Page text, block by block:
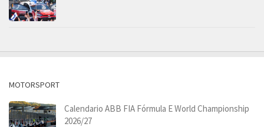
MOTORSPORT
Calendario ABB FIA Fórmula E World Championship
2026/27